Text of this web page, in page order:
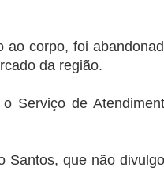
ao corpo, foi
da região.
Serviço de
Santos, que não